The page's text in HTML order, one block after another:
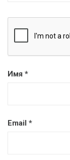
Имя *
Email *